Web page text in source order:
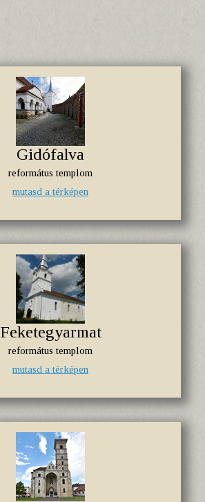
Gidófalva
református templom
mutasd a térképen
Feketegyarmat
református templom
mutasd a térképen